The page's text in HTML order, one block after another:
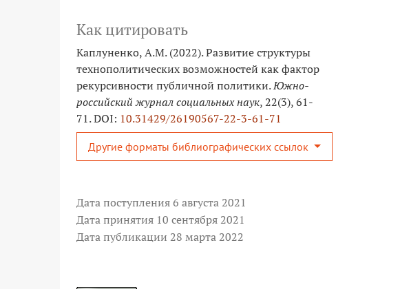
Как цитировать
Каплуненко, А.М. (2022). Развитие структуры
технополитических возможностей как фактор
рекурсивности публичной политики.Южно-
российский журнал социальных наук, 22(3), 61-
71. DOI: 10.31429/26190567-22-3-61-71
Другие форматы библиографических ссылок
Дата поступления 6 августа 2021
Дата принятия 10 сентября 2021
Дата публикации 28 марта 2022